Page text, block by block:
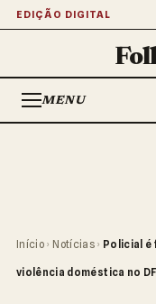
EDIÇÃO DIGITAL
MENU
Início › Notícias › Policial é
violência doméstica no DF